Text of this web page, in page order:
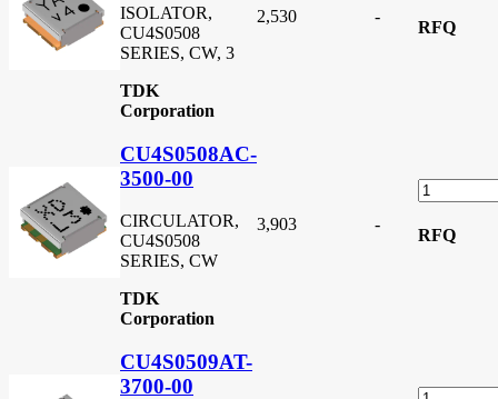
ISOLATOR,
CU4S0508
SERIES, CW, 3
TDK
Corporation
2,530 -
RFQ
CU4S0508AC-
3500-00
CIRCULATOR,
CU4S0508
SERIES, CW
TDK
Corporation
3,903 -
RFQ
CU4S0509AT-
3700-00